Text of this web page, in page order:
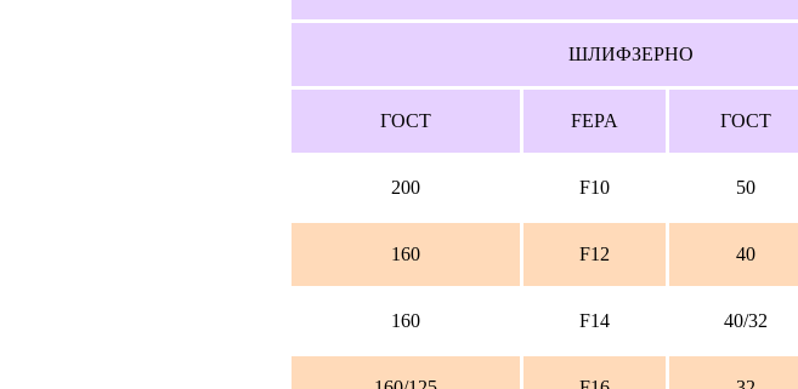
ШЛИФЗЕРНО
ГОСТ FEPA ГОСТ
200 F10 50
160 F12 40
160 F14 40/32